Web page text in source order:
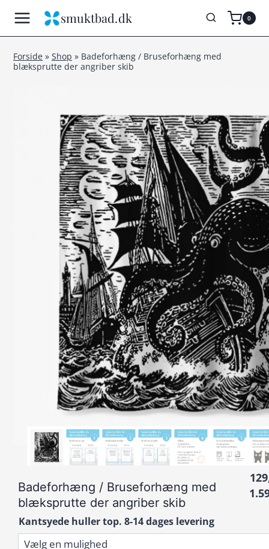
indhold
smuktbad.dk 0
Forside » Shop » Badeforhæng / Bruseforhæng med
blæksprutte der angriber skib
Badeforhæng / Bruseforhæng med
blæksprutte der angriber skib
Kantsyede huller top. 8-14 dages levering